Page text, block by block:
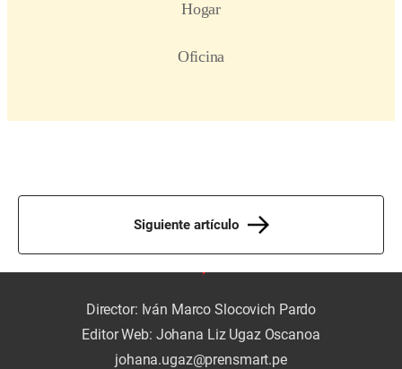
Siguiente artículo
Director: Iván Marco Slocovich Pardo
Editor Web: Johana Liz Ugaz Oscanoa
johana.ugaz@prensmart.pe